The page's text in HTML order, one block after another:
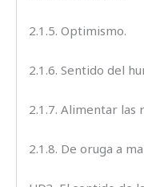
2.1.5. Optimismo.
2.1.6. Sentido del
2.1.7. Alimentar las
2.1.8. De oruga a